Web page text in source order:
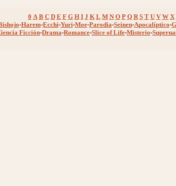
0 A B C D E F G H I J K L M N O P Q R S T U V W X
-Harem-Ecchi-Yuri-Moe-Parodia-Seinen-Apocalíptico-
Ficción-Drama-Romance-Slice of Life-Misterio-